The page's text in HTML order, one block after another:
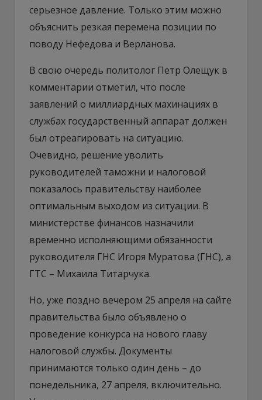
серьезное давление. Только этим можно
объяснить резкая перемена позиции по
поводу Нефедова и Верланова.
В свою очередь политолог Петр Олещук в
комментарии отметил, что после
заявлений о миллиардных махинациях в
службах государственный аппарат должен
был отреагировать на ситуацию.
Очевидно, решение уволить
руководителей таможни и налоговой
показалось правительству наиболее
оптимальным выходом из ситуации. В
министерстве финансов назначили
временно исполняющими обязанности
руководителя ГНС Игоря Муратова (ГНС), а
ГТС – Михаила Титарчука.
Но, уже поздно вечером 25 апреля на сайте
правительства было объявлено о
проведение конкурса на нового главу
налоговой службы. Документы
принимаются только один день – до
понедельника, 27 апреля, включительно.